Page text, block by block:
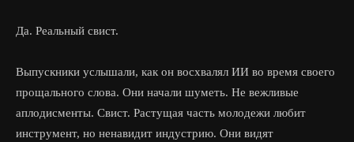
Да. Реальный свист.
Выпускники услышали, как он восхвалял ИИ во время своего
прощального слова. Они начали шуметь. Не вежливые
аплодисменты. Свист. Растущая часть молодежи любит
инструмент, но ненавидит индустрию. Они видят